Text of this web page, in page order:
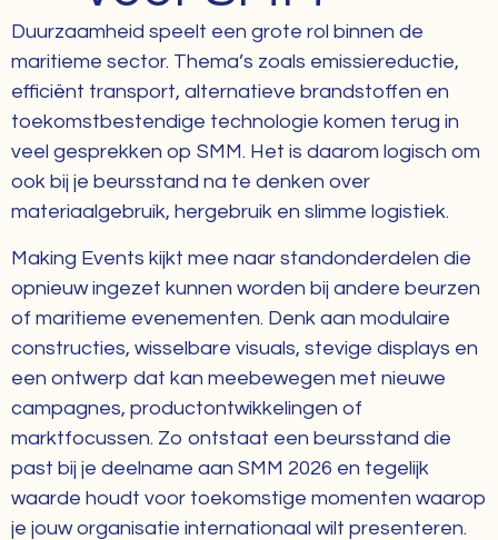
Duurzaamheid speelt een grote rol binnen de
maritieme sector. Thema’s zoals emissiereductie,
efficiënt transport, alternatieve brandstoffen en
toekomstbestendige technologie komen terug in
veel gesprekken op SMM. Het is daarom logisch om
ook bij je beursstand na te denken over
materiaalgebruik, hergebruik en slimme logistiek.
Making Events kijkt mee naar standonderdelen die
opnieuw ingezet kunnen worden bij andere beurzen
of maritieme evenementen. Denk aan modulaire
constructies, wisselbare visuals, stevige displays en
een ontwerp dat kan meebewegen met nieuwe
campagnes, productontwikkelingen of
marktfocussen. Zo ontstaat een beursstand die
past bij je deelname aan SMM 2026 en tegelijk
waarde houdt voor toekomstige momenten waarop
je jouw organisatie internationaal wilt presenteren.